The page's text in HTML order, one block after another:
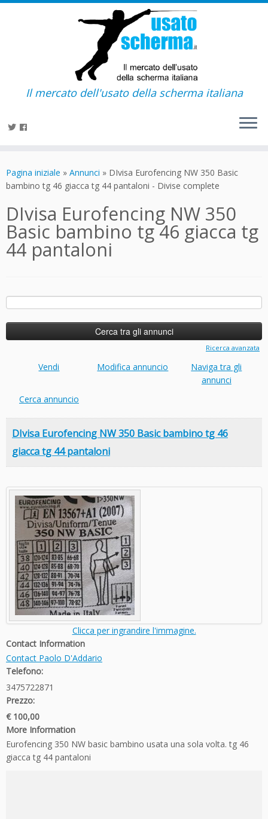
contenuto
Il mercato dell'usato della scherma italiana
Pagina iniziale » Annunci » DIvisa Eurofencing NW 350 Basic
bambino tg 46 giacca tg 44 pantaloni - Divise complete
DIvisa Eurofencing NW 350
Basic bambino tg 46 giacca tg
44 pantaloni
Ricerca
Ricerca avanzata
Vendi Modifica annuncio
Naviga tra gli
annunci
Cerca annuncio
DIvisa Eurofencing NW 350 Basic bambino tg 46
giacca tg 44 pantaloni
Clicca per ingrandire l'immagine.
Contact Information
Contact Paolo D'Addario
Telefono:
3475722871
Prezzo:
€ 100,00
More Information
Eurofencing 350 NW basic bambino usata una sola volta. tg 46
giacca tg 44 pantaloni